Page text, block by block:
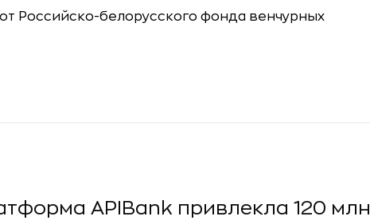
APIBank привлекла 120 млн